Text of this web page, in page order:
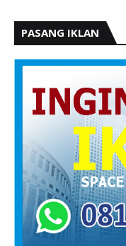
PASANG IKLAN